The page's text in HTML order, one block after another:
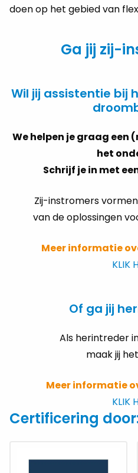
doen op het gebied van
Ga jij zij-
Wil jij assistentie bij
We helpen je graag een
het
Schrijf je in met
Zij-instromers
van de oplossingen
Meer informatie
KLIK
Of ga jij
Als herintreder
maak jij
Meer informatie
KLIK
Certificering